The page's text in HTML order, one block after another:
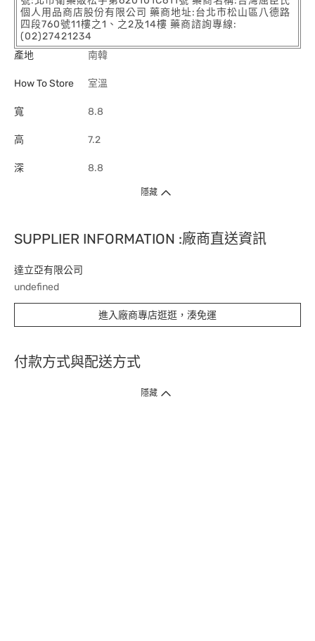
個人用品商店股份有限公司 藥商地址:台北市松山區八德路
四段760號11樓之1、之2及14樓 藥商諮詢專線:
(02)27421234
產地
南韓
How To Store 室溫
寬 8.8
高 7.2
深 8.8
隱藏
SUPPLIER INFORMATION :廠商直送資訊
達立亞有限公司
undefined
進入廠商專店逛逛，湊免運
付款方式與配送方式
隱藏